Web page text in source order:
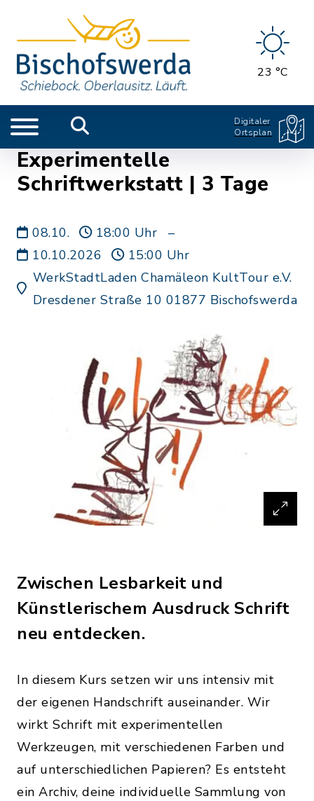
23 °C
Digitaler
Ortsplan
Experimentelle
Schriftwerkstatt | 3 Tage
08.10. 18:00 Uhr
–
10.10.2026
15:00 Uhr
WerkStadtLaden Chamäleon KultTour e.V.
Dresdener Straße 10 01877 Bischofswerda
Zwischen Lesbarkeit und
Künstlerischem Ausdruck Schrift
neu entdecken.
In diesem Kurs setzen wir uns intensiv mit
der eigenen Handschrift auseinander. Wir
wirkt Schrift mit experimentellen
Werkzeugen, mit verschiedenen Farben und
auf unterschiedlichen Papieren? Es entsteht
ein Archiv, deine individuelle Sammlung von